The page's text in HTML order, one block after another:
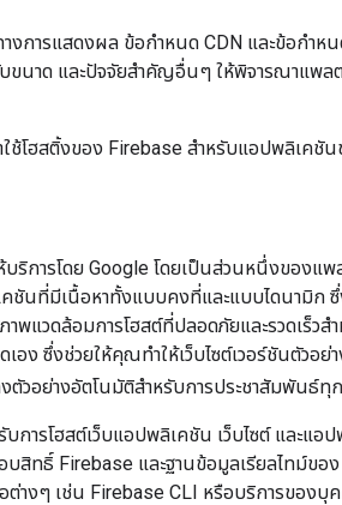
างการแสดงผล ข้อกำหนด CDN และข้อกำ
ขนาด และปัจจัยสำคัญอื่นๆ ให้พิจารณาแพ
ช้โฮสติ้งของ Firebase สำหรับแอปพลิเคชั
บริการโดย Google โดยเป็นส่วนหนึ่งของ
ชันที่มีเนื้อหาทั้งแบบคงที่และแบบไดนามิก ซึ่
าพแวดล้อมการโฮสต์ที่ปลอดภัยและรวดเร็ว
อง ซึ่งช่วยให้คุณทำให้เว็บไซต์เวอร์ชันตัวอย่
ตัวอย่างอัตโนมัติสำหรับการประชาสัมพันธ์ทุ
การโฮสต์เว็บแอปพลิเคชัน เว็บไซต์ และแอ
สิทธิ์ Firebase และฐานข้อมูลเรียลไทม์ขอ
างๆ เช่น Firebase CLI หรือบริการของบุ